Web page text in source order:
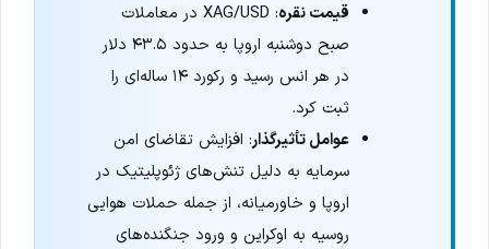
قیمت نقره
: XAG/USD در معاملات
صبح دوشنبه اروپا به حدود ۴۳.۵ دلار
در هر انس رسید و رکورد ۱۴ ساله‌ای را
ثبت کرد.
عوامل تأثیرگذار: افزایش تقاضای امن
سرمایه به دلیل تنش‌های ژئوپلیتیک در
اروپا و خاورمیانه، از جمله حملات هوایی
روسیه به اوکراین و ورود جنگنده‌های